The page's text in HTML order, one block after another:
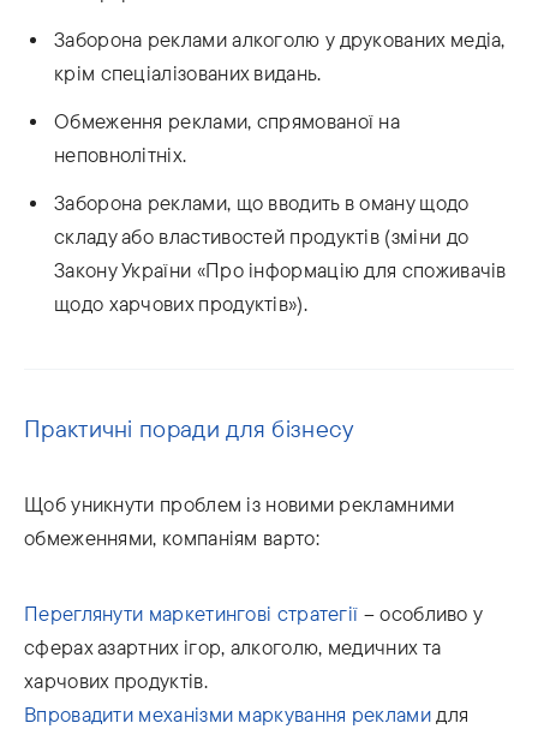
Заборона реклами алкоголю у друкованих медіа,
крім спеціалізованих видань.
Обмеження реклами, спрямованої на
неповнолітніх.
Заборона реклами, що вводить в оману щодо
складу або властивостей продуктів (зміни до
Закону України «Про інформацію для споживачів
щодо харчових продуктів»).
Практичні поради для бізнесу
Щоб уникнути проблем із новими рекламними
обмеженнями, компаніям варто:
Переглянути маркетингові стратегії – особливо у
сферах азартних ігор, алкоголю, медичних та
харчових продуктів.
Впровадити механізми маркування рекламидля